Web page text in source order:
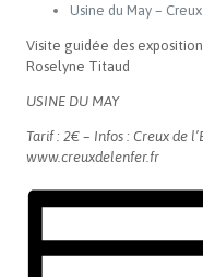
Usine du May –
Visite guidée des
Roselyne Titaud
USINE DU MAY
Tarif : 2€ – Infos : Creux de
www.creuxdelenfer.fr